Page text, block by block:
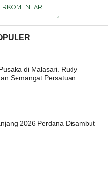
di Malasari, Rudy
Semangat Persatuan
2026 Perdana Disambut